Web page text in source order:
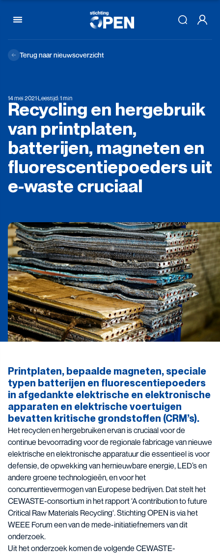
Terug naar nieuwsoverzicht
14 mei 2021·Leestijd: 1 min
Recycling en hergebruik
van printplaten,
batterijen, magneten en
fluorescentiepoeders uit
e-waste cruciaal
Printplaten, bepaalde magneten, speciale
typen batterijen en fluorescentiepoeders
in afgedankte elektrische en elektronische
apparaten en elektrische voertuigen
bevatten kritische grondstoffen (CRM’s).
Het recyclen en hergebruiken ervan is cruciaal voor de
continue bevoorrading voor de regionale fabricage van nieuwe
elektrische en elektronische apparatuur die essentieel is voor
defensie, de opwekking van hernieuwbare energie, LED’s en
andere groene technologieën, en voor het
concurrentievermogen van Europese bedrijven. Dat stelt het
CEWASTE-consortium in het rapport ‘A contribution to future
Critical Raw Materials Recycling‘. Stichting OPEN is via het
WEEE Forum een van de mede-initiatiefnemers van dit
onderzoek.
Uit het onderzoek komen de volgende CEWASTE-